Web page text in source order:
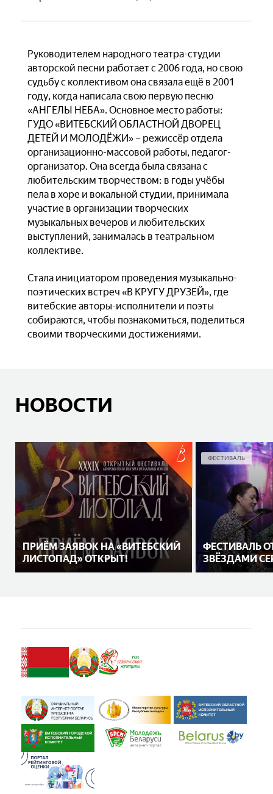
Руководителем народного театра-студии
авторской песни работает с 2006 года, но свою
судьбу с коллективом она связала ещё в 2001
году, когда написала свою первую песню
«АНГЕЛЫ НЕБА». Основное место работы:
ГУДО «ВИТЕБСКИЙ ОБЛАСТНОЙ ДВОРЕЦ
ДЕТЕЙ И МОЛОДЁЖИ» – режиссёр отдела
организационно-массовой работы, педагог-
организатор. Она всегда была связана с
любительским творчеством: в годы учёбы
пела в хоре и вокальной студии, принимала
участие в организации творческих
музыкальных вечеров и любительских
выступлений, занималась в театральном
коллективе.
Стала инициатором проведения музыкально-
поэтических встреч «В КРУГУ ДРУЗЕЙ», где
витебские авторы-исполнители и поэты
собираются, чтобы познакомиться, поделиться
своими творческими достижениями.
НОВОСТИ
ПРИЁМ ЗАЯВОК НА «ВИТЕБСКИЙ
ЛИСТОПАД» ОТКРЫТ!
ФЕСТИВАЛЬ
ФЕСТИВАЛЬ
ЗВЁЗДАМИ